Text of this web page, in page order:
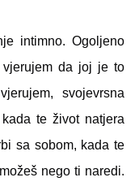
intimno. Ogoljeno
da joj je to
svojevrsna
te život natjera
sa sobom, kada te
nego ti naredi.